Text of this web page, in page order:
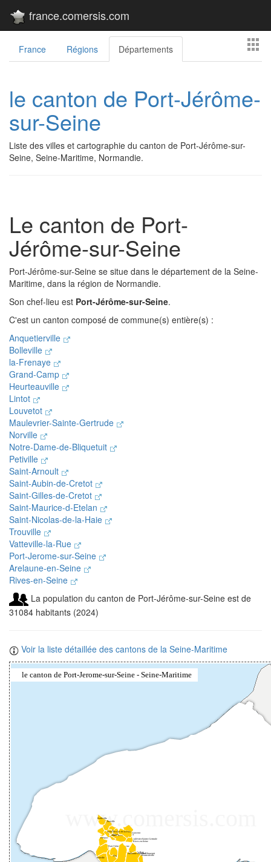
france.comersis.com
France Régions Départements
le canton de Port-Jérôme-
sur-Seine
Liste des villes et cartographie du canton de Port-Jérôme-sur-
Seine, Seine-Maritime, Normandie.
Le canton de Port-
Jérôme-sur-Seine
Port-Jérôme-sur-Seine se situe dans le département de la Seine-
Maritime, dans la région de Normandie.
Son chef-lieu est Port-Jérôme-sur-Seine.
C'est un canton composé de commune(s) entière(s) :
Anquetierville
Bolleville
la-Frenaye
Grand-Camp
Heurteauville
Lintot
Louvetot
Maulevrier-Sainte-Gertrude
Norville
Notre-Dame-de-Bliquetuit
Petiville
Saint-Arnoult
Saint-Aubin-de-Cretot
Saint-Gilles-de-Cretot
Saint-Maurice-d-Etelan
Saint-Nicolas-de-la-Haie
Trouville
Vatteville-la-Rue
Port-Jerome-sur-Seine
Arelaune-en-Seine
Rives-en-Seine
La population du canton de Port-Jérôme-sur-Seine est de
31084 habitants (2024)
Voir la liste détaillée des cantons de la Seine-Maritime